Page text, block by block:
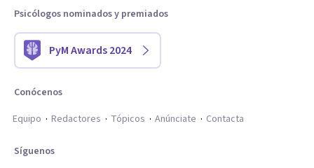
Psicólogos nominados y premiados
PyM Awards 2024
Conócenos
Equipo
Redactores Tópicos Anúnciate Contacta
Síguenos